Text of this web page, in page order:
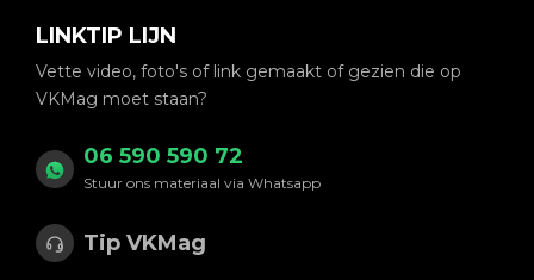
LINKTIP LIJN
Vette video, foto's of link gemaakt of gezien die op
VKMag moet staan?
06 590 590 72
Stuur ons materiaal via Whatsapp
Tip VKMag